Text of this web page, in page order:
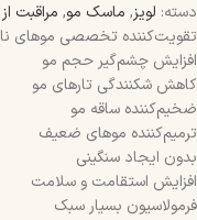
دسته: لویز, ماسک مو, مراقبت
تقویت‌کننده تخصصی موهای
افزایش چشم‌گیر حجم مو
کاهش شکنندگی تارهای مو
ضخیم‌کننده ساقه مو
ترمیم‌کننده موهای ضعیف
بدون ایجاد سنگینی
افزایش استقامت و سلامت
فرمولاسیون بسیار سبک